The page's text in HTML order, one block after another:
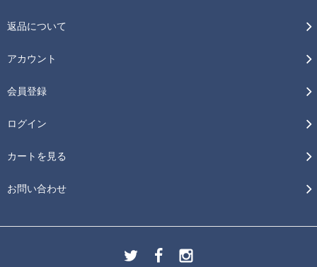
返品について
アカウント
会員登録
ログイン
カートを見る
お問い合わせ